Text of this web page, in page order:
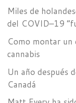
Miles de
del COVID–19
Como montar un
cannabis
Un año después
Canadá